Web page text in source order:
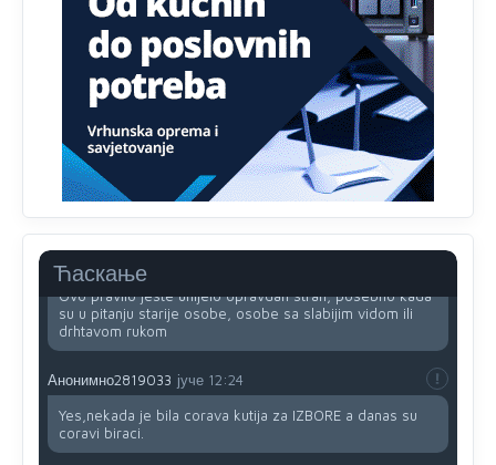
Ћаскање
Анонимно2818605 јуче 11:34
Najveći dio populacije starije od 65 godina uopšte ne
koristi internet, niti ima pristup računarima
Анонимно2818605
11:45
Uvođenje pravila da se umjesto dosadašnjeg znaka "X"
(krstića) kružić ispred kandidata mora u potpunosti
obojiti (popuniti) uvedeno je isključivo zbog tehničkih
Ovo pravilo jeste unijelo opravdan strah, posebno kada
su u pitanju starije osobe, osobe sa slabijim vidom ili
drhtavom rukom
Анонимно2819033 јуче 12:24
Yes,nekada je bila corava kutija za IZBORE a danas su
coravi biraci.